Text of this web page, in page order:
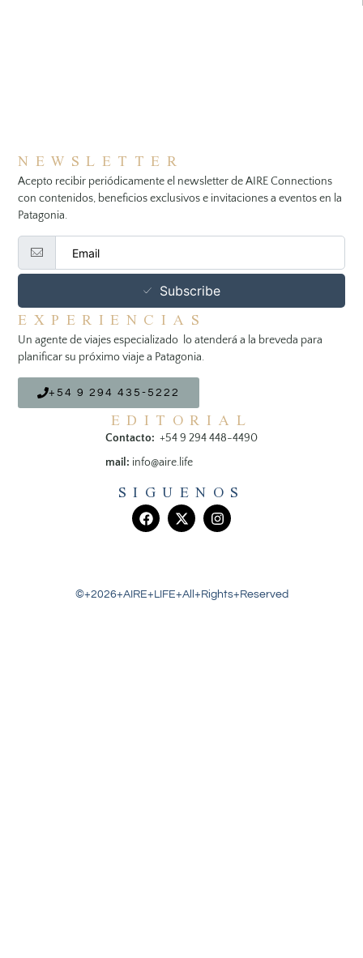
NEWSLETTER
Acepto recibir periódicamente el newsletter de AIRE Connections
con contenidos, beneficios exclusivos e invitaciones a eventos en la
Patagonia.
Subscribe
EXPERIENCIAS
Un agente de viajes especializado lo atenderá a la breveda para
planificar su próximo viaje a Patagonia.
+54 9 294 435-5222
EDITORIAL
Contacto: +54 9 294 448-4490
mail: info@aire.life
SIGUENOS
©+2026+AIRE+LIFE+All+Rights+Reserved